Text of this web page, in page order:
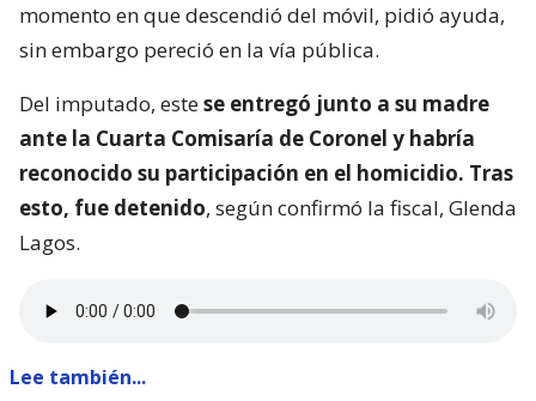
momento en que descendió del móvil, pidió ayuda,
sin embargo pereció en la vía pública.
Del imputado, estese entregó junto a su madre
ante la Cuarta Comisaría de Coronel y habría
reconocido su participación en el homicidio. Tras
esto, fue detenido, según confirmó la fiscal, Glenda
Lagos.
Lee también...